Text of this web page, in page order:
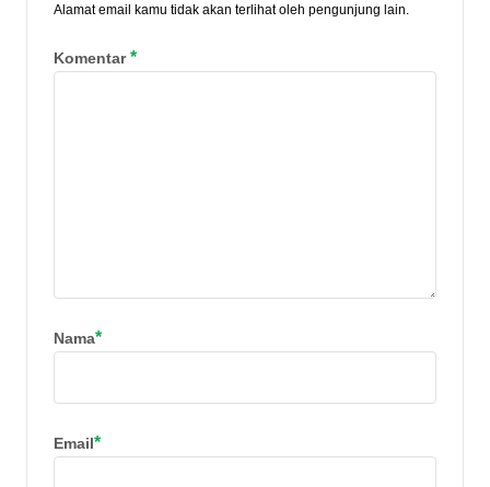
Alamat email kamu tidak akan terlihat oleh pengunjung lain.
Komentar*
Nama*
Email*